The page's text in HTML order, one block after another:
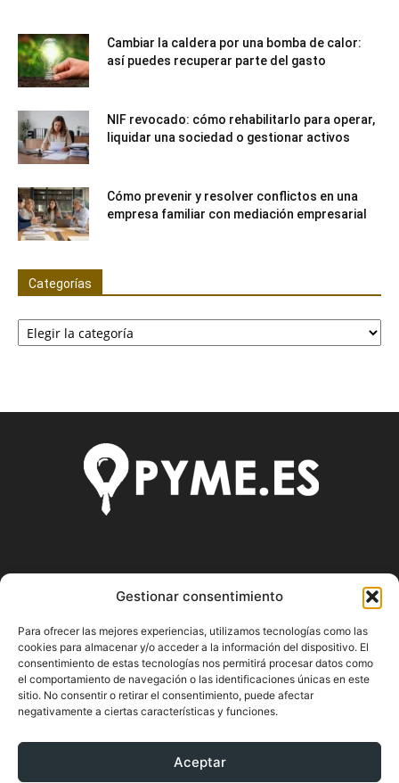
Gestionar consentimiento
Para ofrecer las mejores experiencias, utilizamos tecnologías como las
cookies para almacenar y/o acceder a la información del dispositivo. El
consentimiento de estas tecnologías nos permitirá procesar datos como
el comportamiento de navegación o las identificaciones únicas en este
sitio. No consentir o retirar el consentimiento, puede afectar
negativamente a ciertas características y funciones.
Aceptar
Cambiar la caldera por una bomba de calor:
así puedes recuperar parte del gasto
NIF revocado: cómo rehabilitarlo para operar,
liquidar una sociedad o gestionar activos
Cómo prevenir y resolver conflictos en una
empresa familiar con mediación empresarial
Categorías
Categorías
Pyme.es es el portal web donde podrás mantenerte
actualizado de todas las noticias y novedades sobre la
economía en España y el mundo, así como donde podrás
conseguir toda la información necesaria sobre
emprendimiento.
SÍGUENOS